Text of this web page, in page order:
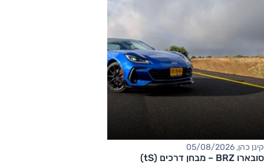
קינן כהן, 05/08/2026
סובארו BRZ – מבחן דרכים (tS)